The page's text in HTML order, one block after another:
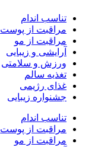
تناسب اندام
مراقبت از پوست
مراقبت از مو
آرایشی و زیبایی
ورزش و سلامتی
تغذیه سالم
غذای رژیمی
جشنواره زیبایی
تناسب اندام
مراقبت از پوست
مراقبت از مو